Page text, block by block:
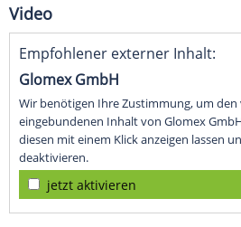
Video
Empfohlener externer Inhalt:
Glomex GmbH
Wir benötigen Ihre Zustimmung, um
eingebundenen Inhalt von Glomex
diesen mit einem Klick anzeigen lassen
deaktivieren.
jetzt aktivieren